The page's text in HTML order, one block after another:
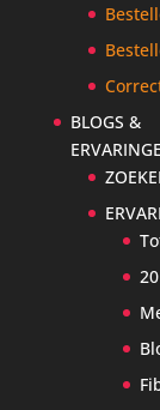
BLOGS &